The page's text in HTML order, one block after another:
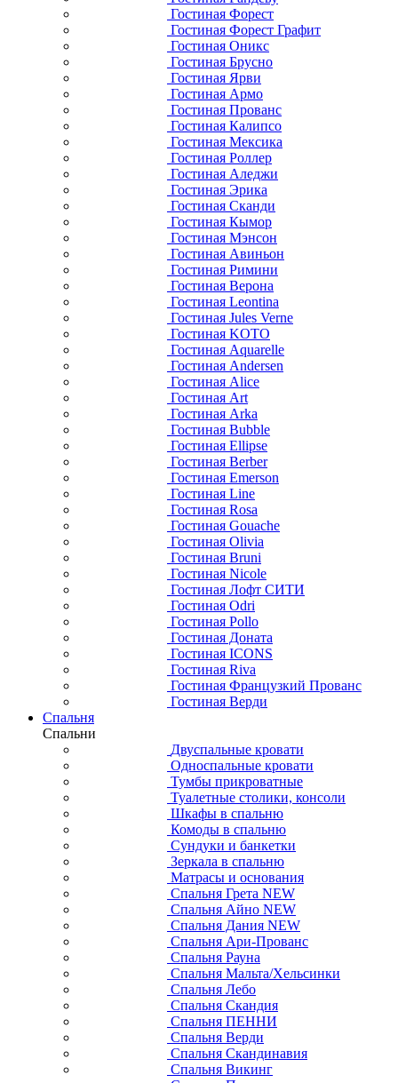
Гостиная Форест
Гостиная Форест Графит
Гостиная Оникс
Гостиная Брусно
Гостиная Ярви
Гостиная Армо
Гостиная Прованс
Гостиная Калипсо
Гостиная Мексика
Гостиная Роллер
Гостиная Аледжи
Гостиная Эрика
Гостиная Сканди
Гостиная Кымор
Гостиная Мэнсон
Гостиная Авиньон
Гостиная Римини
Гостиная Верона
Гостиная Leontina
Гостиная Jules Verne
Гостиная KOTO
Гостиная Aquarelle
Гостиная Andersen
Гостиная Alice
Гостиная Art
Гостиная Arka
Гостиная Bubble
Гостиная Ellipse
Гостиная Berber
Гостиная Emerson
Гостиная Line
Гостиная Rosa
Гостиная Gouache
Гостиная Olivia
Гостиная Bruni
Гостиная Nicole
Гостиная Лофт СИТИ
Гостиная Odri
Гостиная Pollo
Гостиная Доната
Гостиная ICONS
Гостиная Riva
Гостиная Французкий Прованс
Гостиная Верди
Спальня
Спальни
Двуспальные кровати
Односпальные кровати
Тумбы прикроватные
Туалетные столики, консоли
Шкафы в спальню
Комоды в спальню
Сундуки и банкетки
Зеркала в спальню
Матрасы и основания
Спальня Грета NEW
Спальня Айно NEW
Спальня Дания NEW
Спальня Ари-Прованс
Спальня Рауна
Спальня Мальта/Хельсинки
Спальня Лебо
Спальня Скандия
Спальня ПЕННИ
Спальня Верди
Спальня Скандинавия
Спальня Викинг